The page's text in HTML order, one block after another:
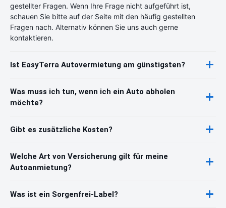
gestellter Fragen. Wenn Ihre Frage nicht aufgeführt ist,
schauen Sie bitte auf der Seite mit den häufig gestellten
Fragen nach. Alternativ können Sie uns auch gerne
kontaktieren.
Ist EasyTerra Autovermietung am günstigsten?
Was muss ich tun, wenn ich ein Auto abholen
möchte?
Gibt es zusätzliche Kosten?
Welche Art von Versicherung gilt für meine
Autoanmietung?
Was ist ein Sorgenfrei-Label?